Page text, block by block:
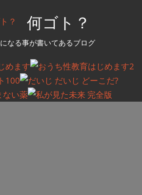
何ゴト？
なる事が書いてあるブログ